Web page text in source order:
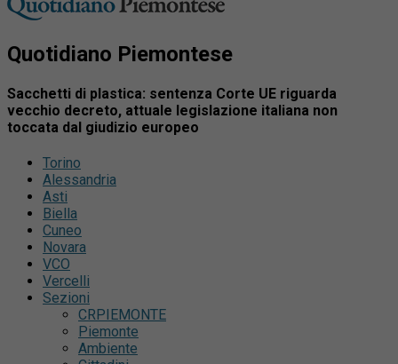
Quotidiano Piemontese
Sacchetti di plastica: sentenza Corte UE riguarda
vecchio decreto, attuale legislazione italiana non
toccata dal giudizio europeo
Torino
Alessandria
Asti
Biella
Cuneo
Novara
VCO
Vercelli
Sezioni
CRPIEMONTE
Piemonte
Ambiente